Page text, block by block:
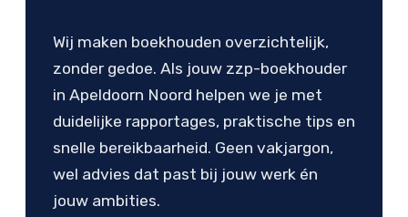
Wij maken boekhouden overzichtelijk,
zonder gedoe. Als jouw zzp-boekhouder
in Apeldoorn Noord helpen we je met
duidelijke rapportages, praktische tips en
snelle bereikbaarheid. Geen vakjargon,
wel advies dat past bij jouw werk én
jouw ambities.